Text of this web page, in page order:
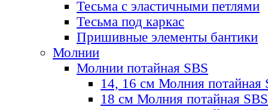
Тесьма с эластичными петлями
Тесьма под каркас
Пришивные элементы бантики
Молнии
Молнии потайная SBS
14, 16 см Молния потайная
18 см Молния потайная SBS